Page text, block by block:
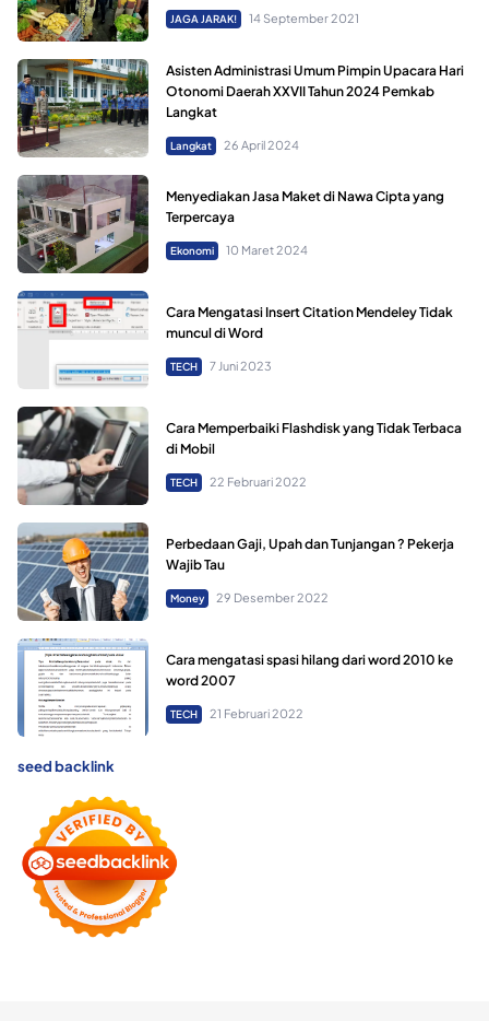
JAGA JARAK! 14 September 2021
Asisten Administrasi Umum Pimpin Upacara Hari
Otonomi Daerah XXVII Tahun 2024 Pemkab
Langkat
Langkat 26 April 2024
Menyediakan Jasa Maket di Nawa Cipta yang
Terpercaya
Ekonomi 10 Maret 2024
Cara Mengatasi Insert Citation Mendeley Tidak
muncul di Word
TECH 7 Juni 2023
Cara Memperbaiki Flashdisk yang Tidak Terbaca
di Mobil
TECH 22 Februari 2022
Perbedaan Gaji, Upah dan Tunjangan ? Pekerja
Wajib Tau
Money 29 Desember 2022
Cara mengatasi spasi hilang dari word 2010 ke
word 2007
TECH 21 Februari 2022
seed backlink